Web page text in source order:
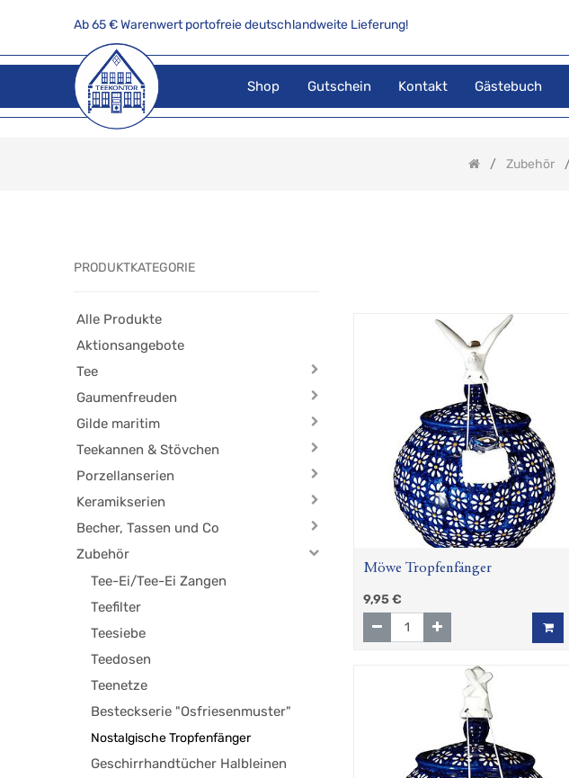
Ab 65 € Warenwert portofreie deutschlandweite Lieferung!
Shop Gutschein Kontakt Gästebuch
Zubehör
PRODUKTKATEGORIE
Alle Produkte
Aktionsangebote
Tee
Gaumenfreuden
Gilde maritim
Teekannen & Stövchen
Porzellanserien
Keramikserien
Becher, Tassen und Co
Zubehör
Tee-Ei/Tee-Ei Zangen
Teefilter
Teesiebe
Teedosen
Teenetze
Besteckserie "Osfriesenmuster"
Nostalgische Tropfenfänger
Geschirrhandtücher Halbleinen
Möwe Tropfenfänger
9,95€